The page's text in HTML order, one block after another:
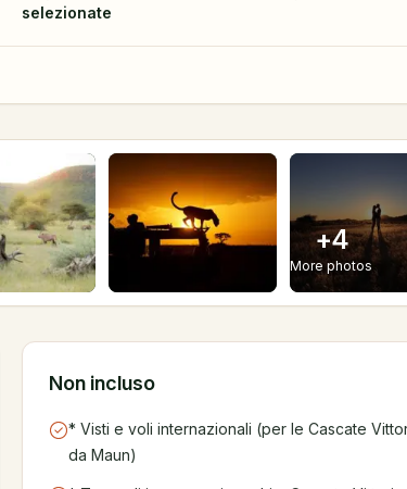
selezionate
+4
More photos
Non incluso
* Visti e voli internazionali (per le Cascate
da Maun)